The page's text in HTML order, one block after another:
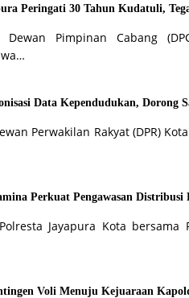
Peringati 30 Tahun Kudatuli,
Dewan Pimpinan Cabang
Data Kependudukan, Dorong
Perwakilan Rakyat (DPR)
Perkuat Pengawasan Distribusi
Jayapura Kota
Voli Menuju Kejuaraan